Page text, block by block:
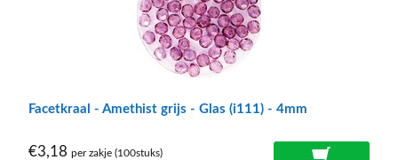
Facetkraal - Amethist grijs - Glas (i111) - 4mm
€3,18 per zakje (100stuks)